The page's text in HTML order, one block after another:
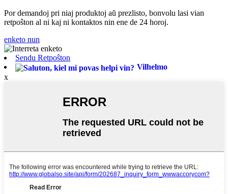
Por demandoj pri niaj produktoj aŭ prezlisto, bonvolu lasi vian
retpoŝton al ni kaj ni kontaktos nin ene de 24 horoj.
enketo nun
Sendu Retpoŝton
Vilhelmo
x